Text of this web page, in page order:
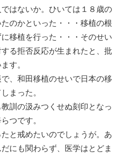
はないか。ひいては１８歳の
のかといった・・・移植の根
移植を行った・・・そのせい
る拒否反応が生まれたと、批
す。
、和田移植のせいで日本の移
まった。
訓の汲みつくせぬ刻印となっ
つです。
と戒めたいのでしょうが。あ
にも関わらず、医学はとどま